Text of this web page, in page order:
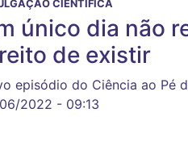
CIENTÍFICA
único dia não
de existir
episódio do Ciência ao Pé
2022 - 09:13